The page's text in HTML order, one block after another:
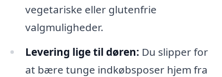
vegetariske eller glutenfrie
valgmuligheder.
Levering lige til døren: Du slipper for
at bære tunge indkøbsposer hjem fra